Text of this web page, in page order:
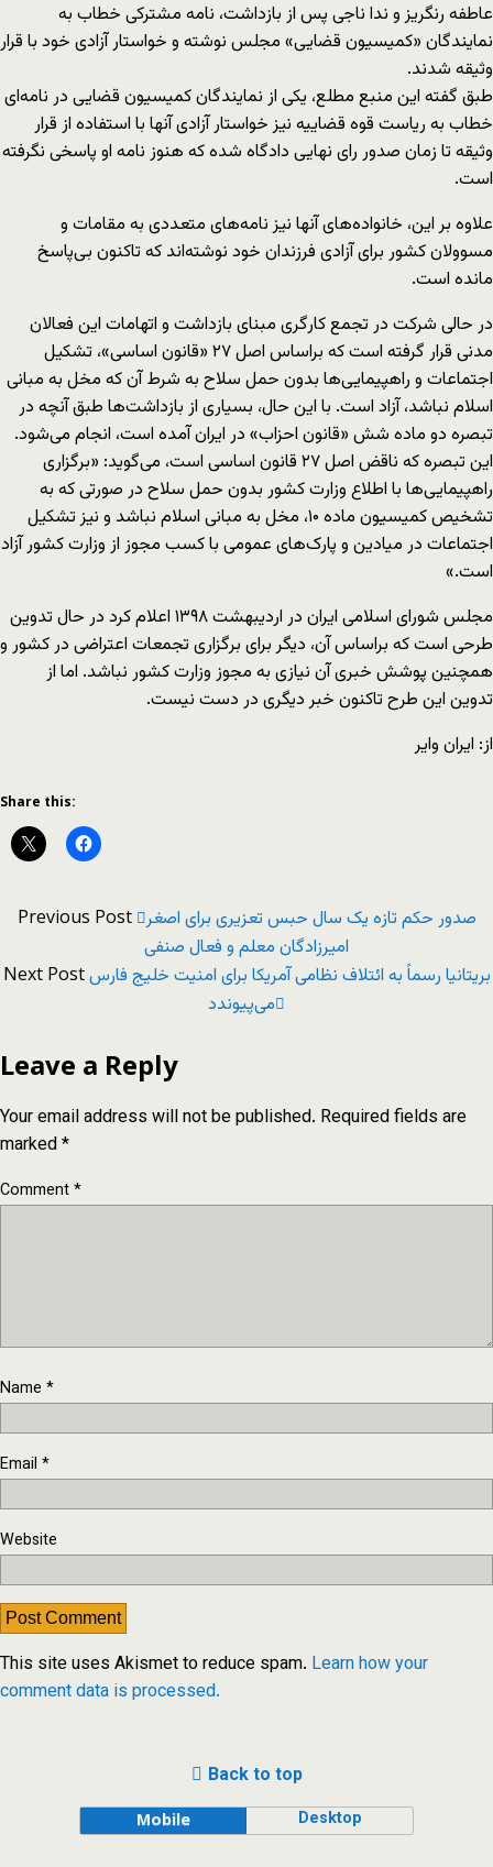
عاطفه رنگریز و ندا ناجی پس از بازداشت، نامه مشترکی خطاب به
نمایندگان «کمیسیون قضایی» مجلس نوشته و خواستار آزادی خود با قرار
وثیقه شدند.
طبق گفته این منبع مطلع، یکی از نمایندگان کمیسیون قضایی در نامه‌ای
خطاب به ریاست قوه قضاییه نیز خواستار آزادی آن‎ها با استفاده از قرار
وثیقه تا زمان صدور رای نهایی دادگاه شده که هنوز نامه او پاسخی نگرفته
است.
علاوه بر این، خانواده‌های آن‏ها نیز نامه‌‌های متعددی به مقامات و
مسوولان کشور برای آزادی فرزندان خود نوشته‌اند که تاکنون بی‌پاسخ
مانده است.
در حالی شرکت در تجمع کارگری مبنای بازداشت و اتهامات این فعالان
مدنی قرار گرفته است که براساس اصل ۲۷ «قانون اساسی»، تشکیل
اجتماعات و راهپیمایی‌ها بدون حمل سلاح به شرط آن که مخل به مبانی
اسلام نباشد، آزاد است. با این حال، بسیاری از بازداشت‌ها طبق آن‎چه در
تبصره دو ماده شش «قانون احزاب» در ایران آمده است، انجام می‌شود.
این تبصره که ناقض اصل ۲۷ قانون اساسی است، می‌گوید: «برگزاری
راهپیمایی‌ها با اطلاع وزارت کشور بدون حمل سلاح در صورتی که به
تشخیص کمیسیون ماده ۱۰، مخل به مبانی اسلام نباشد و نیز تشکیل
اجتماعات در میادین و پارک‌های عمومی با کسب مجوز از وزارت کشور آزاد
است.»
مجلس شورای اسلامی ایران در اردیبهشت ۱۳۹۸ اعلام کرد در حال تدوین
طرحی است که براساس آن، دیگر برای برگزاری تجمعات اعتراضی در کشور و
هم‎چنین پوشش خبری آن نیازی به مجوز وزارت کشور نباشد. اما از
تدوین این طرح تاکنون خبر دیگری در دست نیست.
از: ایران وایر
Share this:
Previous Post صدور حکم تازه یک سال حبس تعزیری برای اصغر
امیرزادگان معلم و فعال صنفی
Next Postبریتانیا رسماً به ائتلاف نظامی آمریکا برای امنیت خلیج فارس
می‌پیوندد
Leave a Reply
Your email address will not be published. Required fields are
marked*
Comment*
Name *
Email *
Website
This site uses Akismet to reduce spam. Learn how your
comment data is processed.
Back to top
Mobile Desktop